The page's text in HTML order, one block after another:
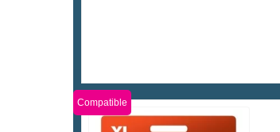
Compatible